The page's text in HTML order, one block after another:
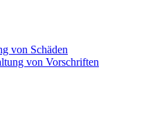
von Schäden
von Vorschriften